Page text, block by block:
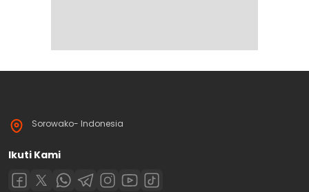
Sorowako- Indonesia
Ikuti Kami